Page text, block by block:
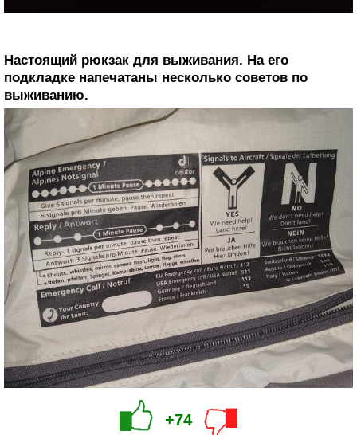
Настоящий рюкзак для выживания. На его
подкладке напечатаны несколько советов по
выживанию.
+74